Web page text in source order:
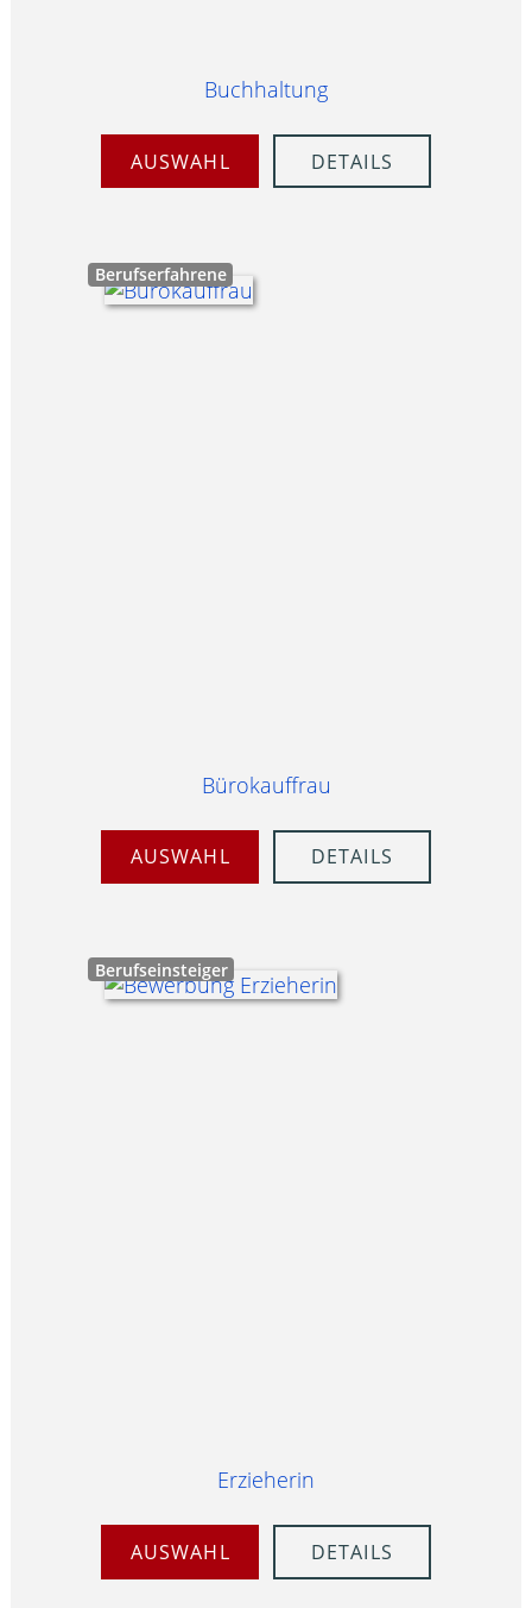
Buchhaltung
AUSWAHL DETAILS
Berufserfahrene
Bürokauffrau
AUSWAHL DETAILS
Berufseinsteiger
Erzieherin
AUSWAHL DETAILS